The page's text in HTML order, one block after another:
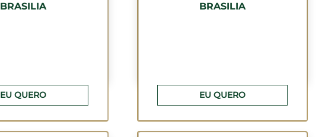
BRASILIA
EU QUERO
BRASILIA
EU QUERO